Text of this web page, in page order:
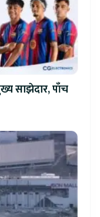
साझेदार, पाँच